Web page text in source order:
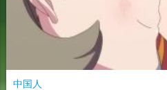
中国人